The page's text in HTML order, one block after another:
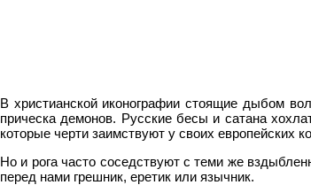
В христианской иконографии стоящие дыбом
прическа демонов. Русские бесы и сатана
которые черти заимствуют у своих европейских
Но и рога часто соседствуют с теми же
перед нами грешник, еретик или язычник.